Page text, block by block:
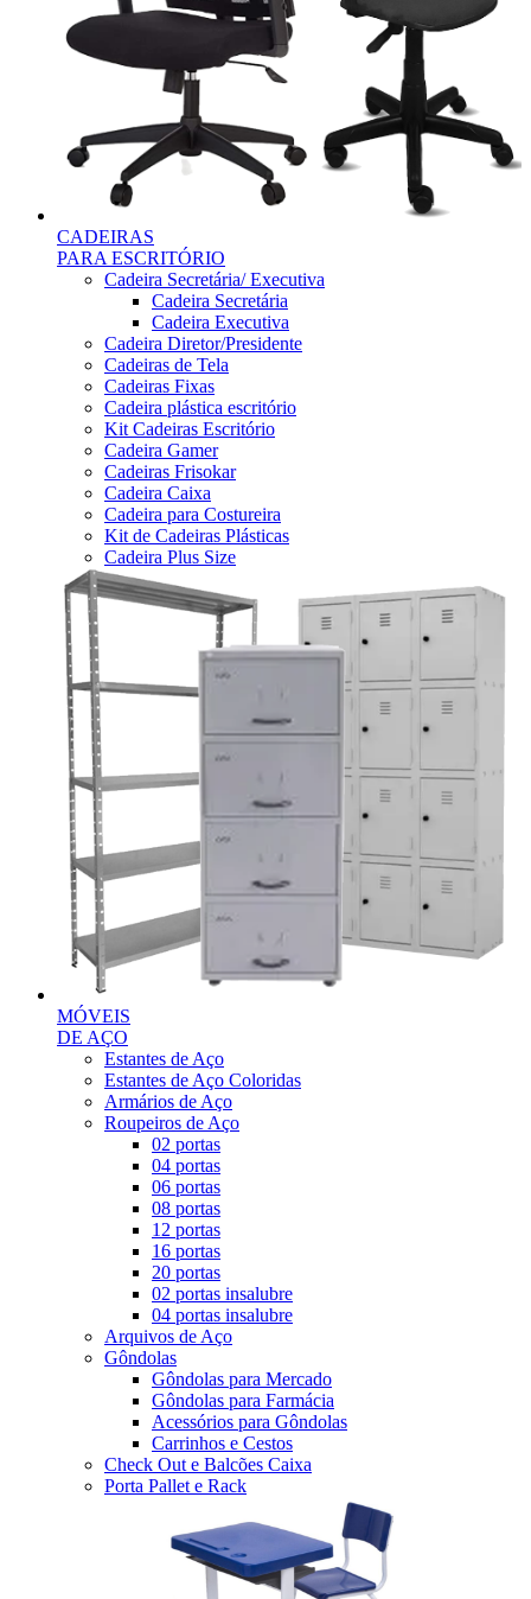
CADEIRAS
PARA ESCRITÓRIO
Cadeira Secretária/ Executiva
Cadeira Secretária
Cadeira Executiva
Cadeira Diretor/Presidente
Cadeiras de Tela
Cadeiras Fixas
Cadeira plástica escritório
Kit Cadeiras Escritório
Cadeira Gamer
Cadeiras Frisokar
Cadeira Caixa
Cadeira para Costureira
Kit de Cadeiras Plásticas
Cadeira Plus Size
MÓVEIS
DE AÇO
Estantes de Aço
Estantes de Aço Coloridas
Armários de Aço
Roupeiros de Aço
02 portas
04 portas
06 portas
08 portas
12 portas
16 portas
20 portas
02 portas insalubre
04 portas insalubre
Arquivos de Aço
Gôndolas
Gôndolas para Mercado
Gôndolas para Farmácia
Acessórios para Gôndolas
Carrinhos e Cestos
Check Out e Balcões Caixa
Porta Pallet e Rack